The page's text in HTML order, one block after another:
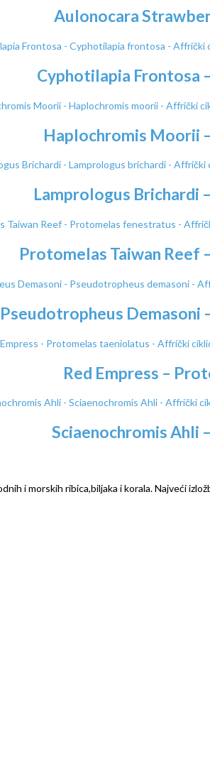
Aulonocara
Cyphotilapia Frontosa
Haplochromis Moorii
Lamprologus Brichardi
Protomelas Taiwan
Pseudotropheus Demasoni
Red Empress –
Sciaenochromis Ahli
i morskih ribica,biljaka i korala. Najveći